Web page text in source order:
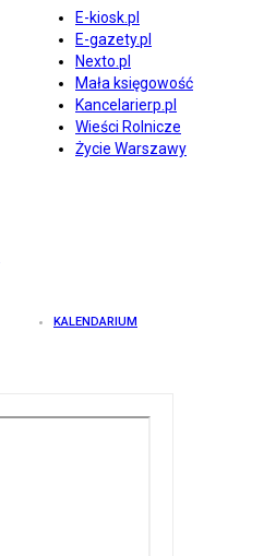
E-kiosk.pl
E-gazety.pl
Nexto.pl
Mała księgowość
Kancelarierp.pl
Wieści Rolnicze
Życie Warszawy
KALENDARIUM